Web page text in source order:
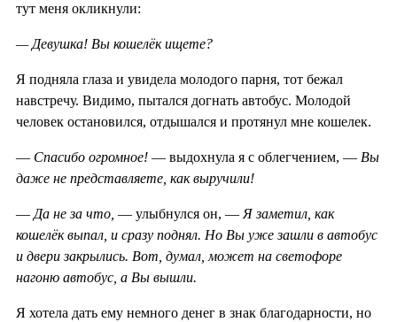
тут меня окликнули:
— Девушка! Вы кошелёк ищете?
Я подняла глаза и увидела молодого парня, тот бежал
навстречу. Видимо, пытался догнать автобус. Молодой
человек остановился, отдышался и протянул мне кошелек.
— Спасибо огромное! — выдохнула я с облегчением, — Вы
даже не представляете, как выручили!
—Да не за что, — улыбнулся он, —Я заметил, как
кошелёк выпал, и сразу поднял. Но Вы уже зашли в автобус
и двери закрылись. Вот, думал, может на светофоре
нагоню автобус, а Вы вышли.
Я хотела дать ему немного денег в знак благодарности, но